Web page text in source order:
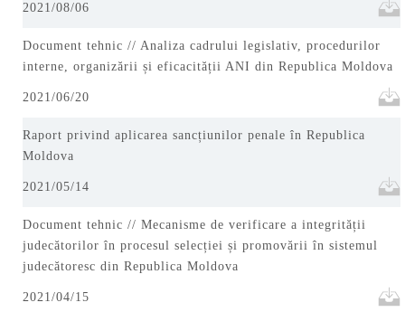
2021/08/06
Document tehnic // Analiza cadrului legislativ, procedurilor
interne, organizării și eficacității ANI din Republica Moldova
2021/06/20
Raport privind aplicarea sancțiunilor penale în Republica
Moldova
2021/05/14
Document tehnic // Mecanisme de verificare a integrității
judecătorilor în procesul selecției și promovării în sistemul
judecătoresc din Republica Moldova
2021/04/15